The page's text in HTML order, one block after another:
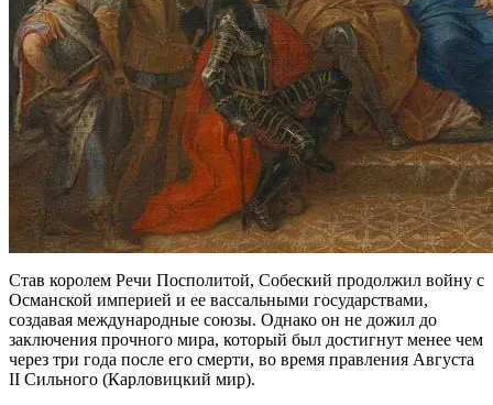
Став королем Речи Посполитой, Собеский продолжил войну с
Османской империей и ее вассальными государствами,
создавая международные союзы. Однако он не дожил до
заключения прочного мира, который был достигнут менее чем
через три года после его смерти, во время правления Августа
II Сильного (Карловицкий мир).